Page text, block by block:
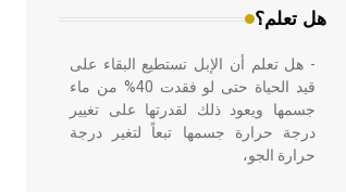
هل تعلم؟
- هل تعلم أن الإبل تستطيع البقاء على
قيد الحياة حتى لو فقدت 40% من ماء
جسمها ويعود ذلك لقدرتها على تغيير
درجة حرارة جسمها تبعاً لتغير درجة
حرارة الجو،